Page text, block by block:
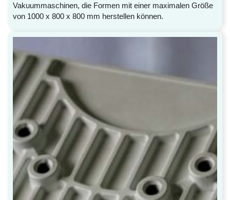
Vakuummaschinen, die Formen mit einer maximalen Größe
von 1000 x 800 x 800 mm herstellen können.